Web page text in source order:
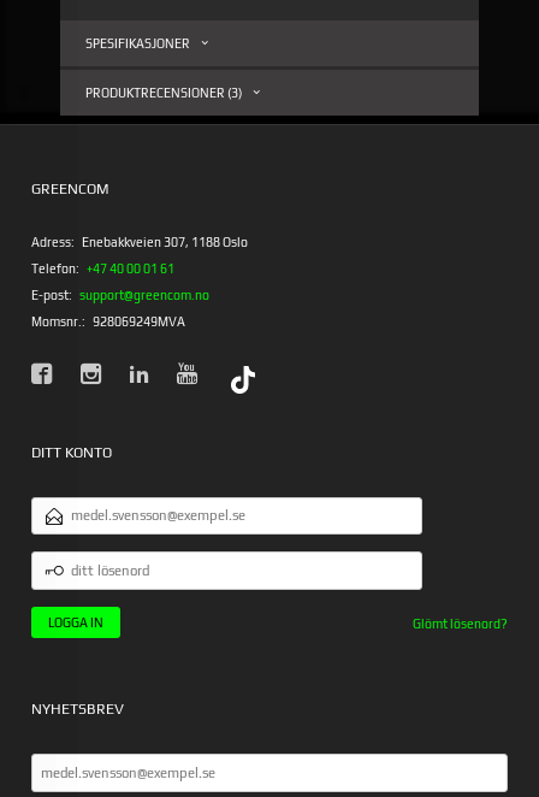
SPESIFIKASJONER
PRODUKTRECENSIONER (3)
GREENCOM
Adress:
Enebakkveien 307, 1188 Oslo
Telefon: +47 40 00 01 61
E-post: support@greencom.no
Momsnr.: 928069249MVA
DITT KONTO
E-
POSTADRESS
DITT
LÖSENORD
Glömt lösenord?
NYHETSBREV